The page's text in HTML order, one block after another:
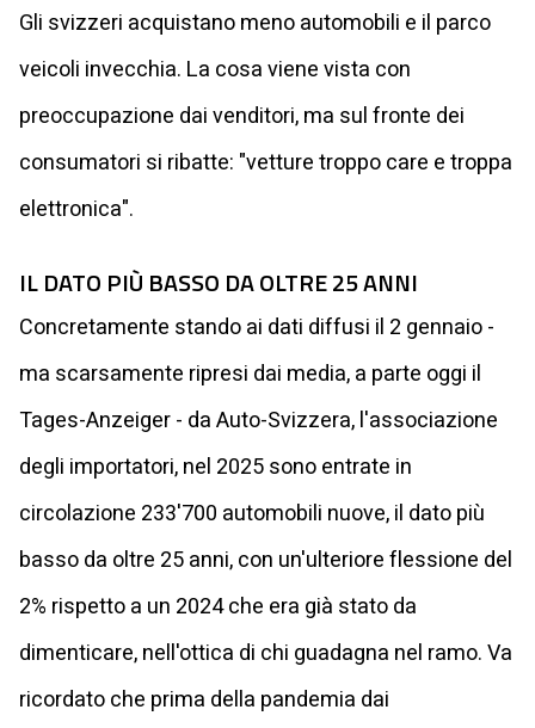
Gli svizzeri acquistano meno automobili e il parco
veicoli invecchia. La cosa viene vista con
preoccupazione dai venditori, ma sul fronte dei
consumatori si ribatte: "vetture troppo care e troppa
elettronica".
IL DATO PIÙ BASSO DA OLTRE 25 ANNI
Concretamente stando ai dati diffusi il 2 gennaio -
ma scarsamente ripresi dai media, a parte oggi il
Tages-Anzeiger - da Auto-Svizzera, l'associazione
degli importatori, nel 2025 sono entrate in
circolazione 233'700 automobili nuove, il dato più
basso da oltre 25 anni, con un'ulteriore flessione del
2% rispetto a un 2024 che era già stato da
dimenticare, nell'ottica di chi guadagna nel ramo. Va
ricordato che prima della pandemia dai